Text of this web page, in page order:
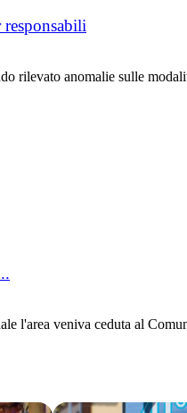
rilevato anomalie sulle
l'area veniva ceduta al